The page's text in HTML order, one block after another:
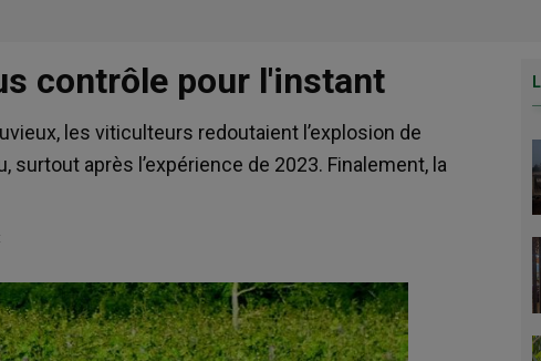
contrôle pour l'instant
les viticulteurs redoutaient l’explosion de
après l’expérience de 2023. Finalement, la